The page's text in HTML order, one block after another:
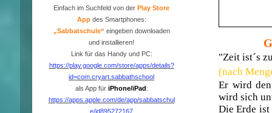
"Zeit ist´s
(nach
Er wird
wird sich
Die Erde ist
Einfach im Suchfeld von derPlay Store
Appdes Smartphones:
„Sabbatschule“ eingeben downloaden
und installieren!
Link für das Handy und PC:
https://play.google.com/store/apps/details?
id=com.cryart.sabbathschool
als App für iPhone/iPad:
https://apps.apple.com/de/app/sabbatschul
e/id895272167